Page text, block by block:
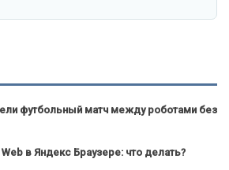
футбольный матч между роботами без
в Яндекс Браузере: что делать?